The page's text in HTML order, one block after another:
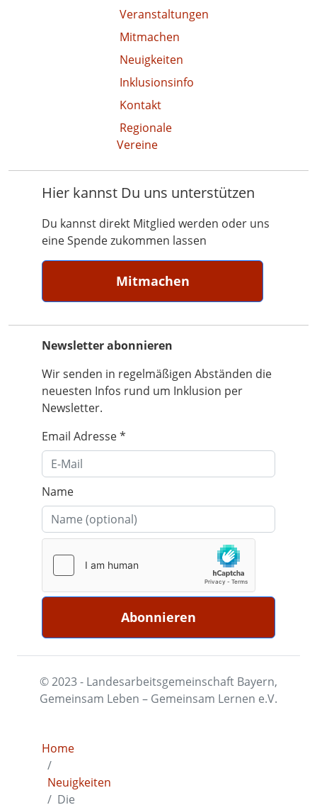
Veranstaltungen
Mitmachen
Neuigkeiten
Inklusionsinfo
Kontakt
Regionale
Vereine
Hier kannst Du uns unterstützen
Du kannst direkt Mitglied werden oder uns
eine Spende zukommen lassen
Mitmachen
Newsletter abonnieren
Wir senden in regelmäßigen Abständen die
neuesten Infos rund um Inklusion per
Newsletter.
Email Adresse*
Name
© 2023 - Landesarbeitsgemeinschaft Bayern,
Gemeinsam Leben – Gemeinsam Lernen e.V.
Home
Neuigkeiten
Die